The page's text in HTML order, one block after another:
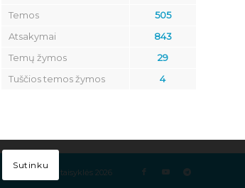
Temos
505
Atsakymai
843
Temų žymos
29
Tuščios temos žymos
4
Kelių eismo taisyklės 2026
Sutinku